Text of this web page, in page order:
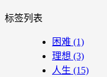
标签列表
困难 (1)
理想 (3)
人生 (15)